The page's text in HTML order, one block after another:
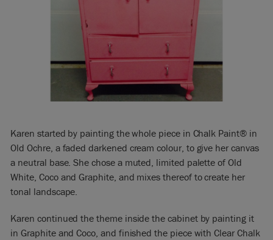
Karen started by painting the whole piece in Chalk Paint® in
Old Ochre, a faded darkened cream colour, to give her canvas
a neutral base. She chose a muted, limited palette of Old
White, Coco and Graphite, and mixes thereof to create her
tonal landscape.
Karen continued the theme inside the cabinet by painting it
in Graphite and Coco, and finished the piece with Clear Chalk